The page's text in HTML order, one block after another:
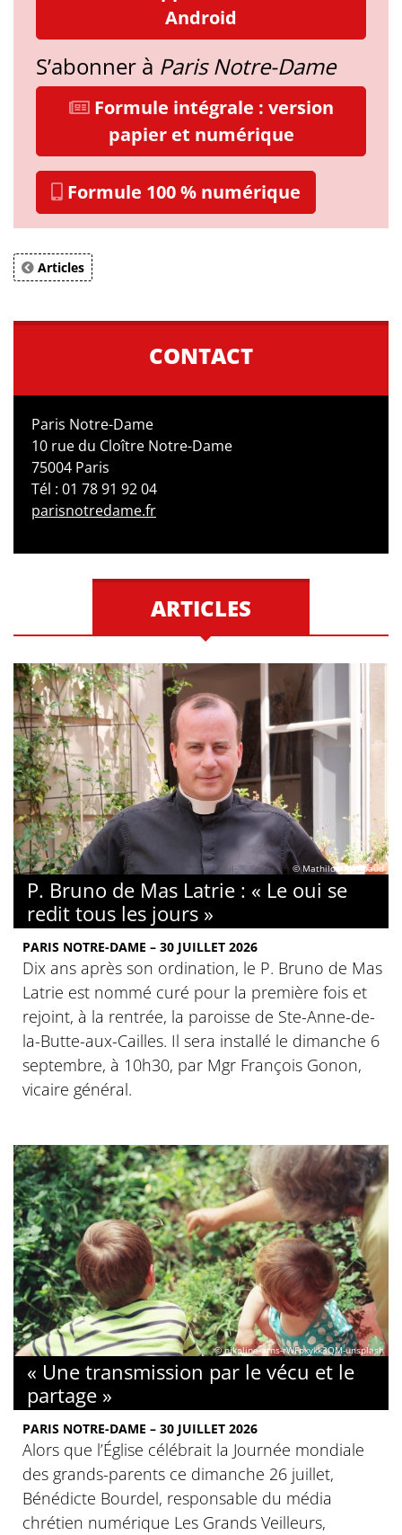
Android
S’abonner à Paris Notre-Dame
Formule intégrale : version
papier et numérique
Formule 100 % numérique
Articles
CONTACT
Paris Notre-Dame
10 rue du Cloître Notre-Dame
75004 Paris
Tél : 01 78 91 92 04
parisnotredame.fr
ARTICLES
© Mathilde Rambaud
P. Bruno de Mas Latrie : « Le oui se
redit tous les jours »
PARIS NOTRE-DAME – 30 JUILLET 2026
Dix ans après son ordination, le P. Bruno de Mas
Latrie est nommé curé pour la première fois et
rejoint, à la rentrée, la paroisse de Ste-Anne-de-
la-Butte-aux-Cailles. Il sera installé le dimanche 6
septembre, à 10h30, par Mgr François Gonon,
vicaire général.
© nikoline-arns-rWFpxykk3QM-unsplash
« Une transmission par le vécu et le
partage »
PARIS NOTRE-DAME – 30 JUILLET 2026
Alors que l’Église célébrait la Journée mondiale
des grands-parents ce dimanche 26 juillet,
Bénédicte Bourdel, responsable du média
chrétien numérique Les Grands Veilleurs,